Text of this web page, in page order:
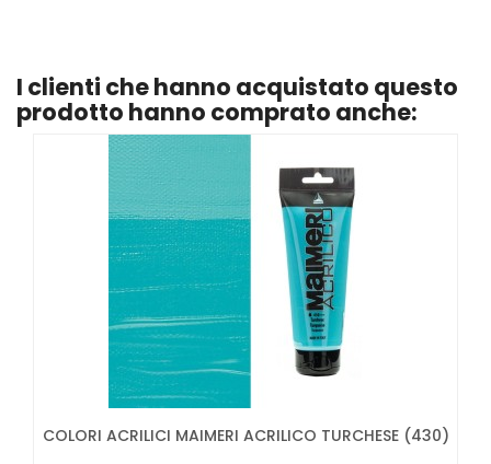
I clienti che hanno acquistato questo
prodotto hanno comprato anche:
COLORI ACRILICI MAIMERI ACRILICO TURCHESE (430)